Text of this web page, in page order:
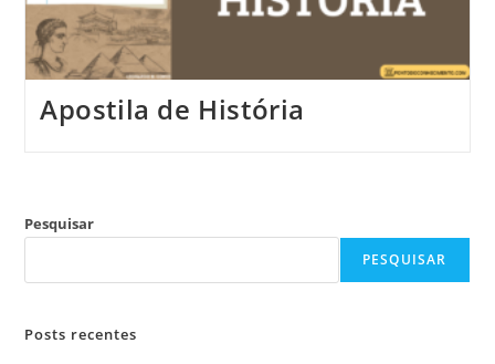
Apostila de História
Pesquisar
PESQUISAR
Posts recentes